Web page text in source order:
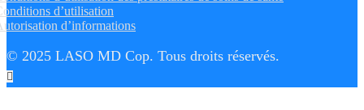
d’utilisation
d’informations
© 2025 LASO MD Cop. Tous droits réservés.